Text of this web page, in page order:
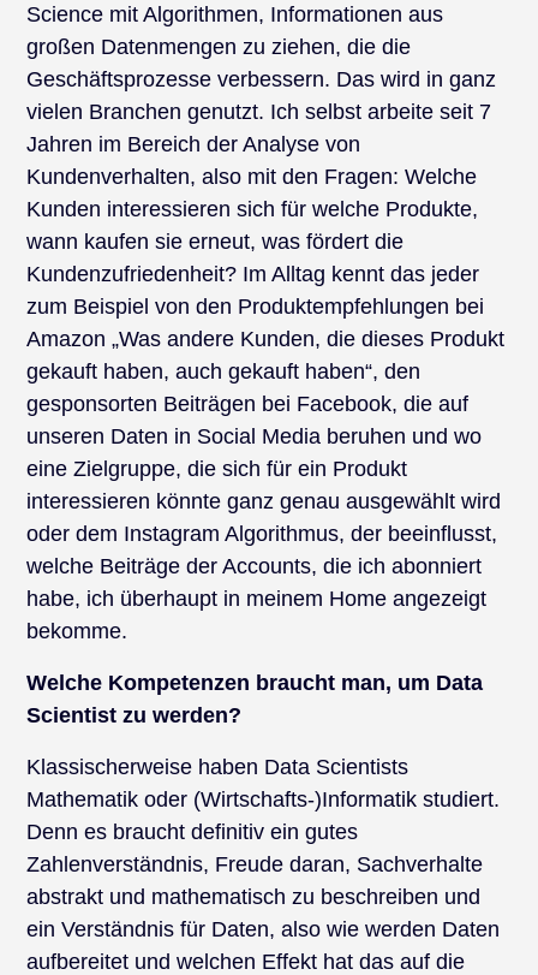
Science mit Algorithmen, Informationen aus
großen Datenmengen zu ziehen, die die
Geschäftsprozesse verbessern. Das wird in ganz
vielen Branchen genutzt. Ich selbst arbeite seit 7
Jahren im Bereich der Analyse von
Kundenverhalten, also mit den Fragen: Welche
Kunden interessieren sich für welche Produkte,
wann kaufen sie erneut, was fördert die
Kundenzufriedenheit? Im Alltag kennt das jeder
zum Beispiel von den Produktempfehlungen bei
Amazon „Was andere Kunden, die dieses Produkt
gekauft haben, auch gekauft haben“, den
gesponsorten Beiträgen bei Facebook, die auf
unseren Daten in Social Media beruhen und wo
eine Zielgruppe, die sich für ein Produkt
interessieren könnte ganz genau ausgewählt wird
oder dem Instagram Algorithmus, der beeinflusst,
welche Beiträge der Accounts, die ich abonniert
habe, ich überhaupt in meinem Home angezeigt
bekomme.
Welche Kompetenzen braucht man, um Data
Scientist zu werden?
Klassischerweise haben Data Scientists
Mathematik oder (Wirtschafts-)Informatik studiert.
Denn es braucht definitiv ein gutes
Zahlenverständnis, Freude daran, Sachverhalte
abstrakt und mathematisch zu beschreiben und
ein Verständnis für Daten, also wie werden Daten
aufbereitet und welchen Effekt hat das auf die